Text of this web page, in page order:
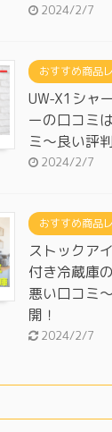
2024/2/7
おすすめ商品
UW-X1シャ
ーの口コミ
ミ～良い評
2024/2/7
おすすめ商品
ストックア
付き冷蔵庫
悪い口コミ
開！
2024/2/7